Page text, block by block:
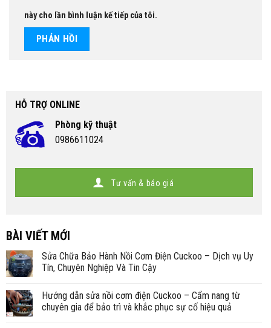
này cho lần bình luận kế tiếp của tôi.
HỖ TRỢ ONLINE
Phòng kỹ thuật
0986611024
Tư vấn & báo giá
BÀI VIẾT MỚI
Sửa Chữa Bảo Hành Nồi Cơm Điện Cuckoo – Dịch vụ Uy
Tín, Chuyên Nghiệp Và Tin Cậy
Hướng dẫn sửa nồi cơm điện Cuckoo – Cẩm nang từ
chuyên gia để bảo trì và khắc phục sự cố hiệu quả